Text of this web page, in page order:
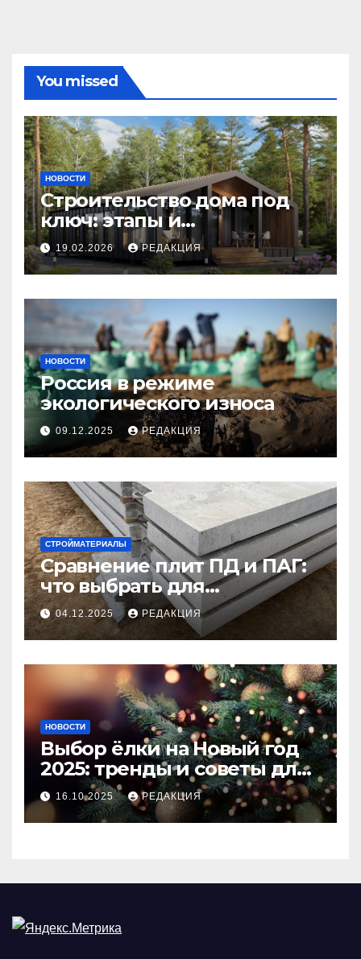
You missed
НОВОСТИ
Строительство дома под
ключ: этапы и
планирование бюджета
19.02.2026 РЕДАКЦИЯ
НОВОСТИ
Россия в режиме
экологического износа
09.12.2025 РЕДАКЦИЯ
СТРОЙМАТЕРИАЛЫ
Сравнение плит ПД и ПАГ:
что выбрать для
долговечного и прочного
покрытия
04.12.2025 РЕДАКЦИЯ
НОВОСТИ
Выбор ёлки на Новый год
2025: тренды и советы для
идеального праздника
16.10.2025 РЕДАКЦИЯ